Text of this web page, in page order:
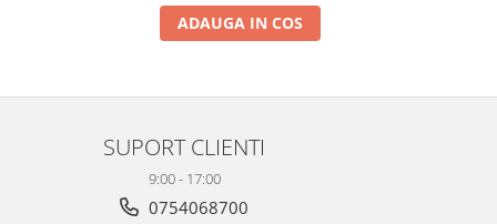
ADAUGA IN COS
SUPORT CLIENTI
9:00 - 17:00
0754068700